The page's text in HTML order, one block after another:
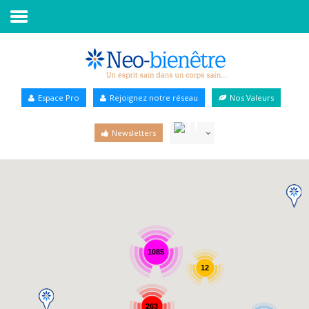
Annuaire Bien-être
Espace Pro Rejoignez notre réseau Nos Valeurs
Newsletters
1085
263
12